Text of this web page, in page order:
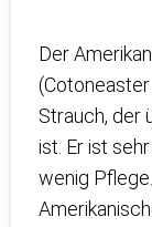
Der
Strauch, der
ist. Er ist
wenig